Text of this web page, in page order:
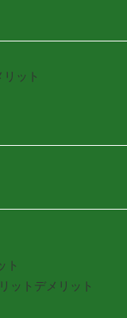
ット
ト
ットデメリット